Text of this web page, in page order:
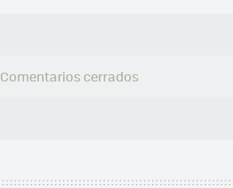
Comentarios cerrados